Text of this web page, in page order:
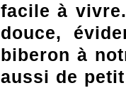
facile à
douce,
biberon à
aussi de